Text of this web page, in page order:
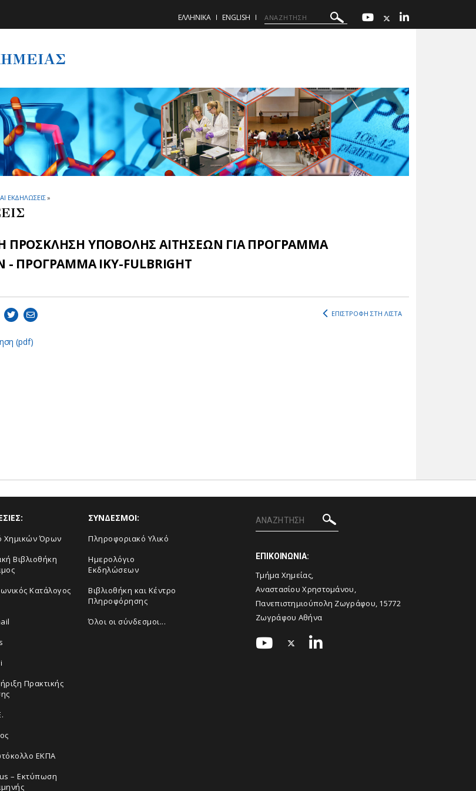
ΕΛΛΗΝΙΚΑ ENGLISH
ΕΚΔΗΛΩΣΕΙΣ»
ΠΡΟΣΚΛΗΣΗ ΥΠΟΒΟΛΗΣ ΑΙΤΗΣΕΩΝ ΓΙΑ ΠΡΟΓΡΑΜΜΑ
ΠΡΟΓΡΑΜΜΑ ΙΚΥ-FULBRIGHT
ΕΠΙΣΤΡΟΦΗ ΣΤΗ ΛΙΣΤΑ
(pdf)
Χημικών Όρων
Βιβλιοθήκη
Κατάλογος
Πρακτικής
ΕΚΠΑ
– Εκτύπωση
ΣΥΝΔΕΣΜΟΙ:
Πληροφοριακό Υλικό
Ημερολόγιο
Εκδηλώσεων
Βιβλιοθήκη και Κέντρο
Πληροφόρησης
Όλοι οι σύνδεσμοι...
ΕΠΙΚΟΙΝΩΝΙΑ:
Τμήμα Χημείας,
Αναστασίου Χρηστομάνου,
Πανεπιστημιούπολη Ζωγράφου, 15772
Ζωγράφου Αθήνα